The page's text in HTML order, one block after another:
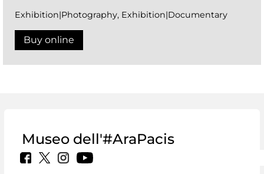
Exhibition|Photography, Exhibition|Documentary
Buy online
Museo dell'#AraPacis